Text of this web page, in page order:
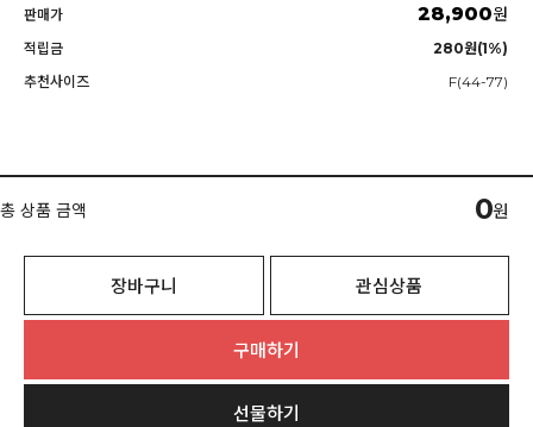
판매가 28,900원
적립금
280원(1%)
추천사이즈
F(44-77)
총 상품 금액 0원
장바구니 관심상품
구매하기
선물하기